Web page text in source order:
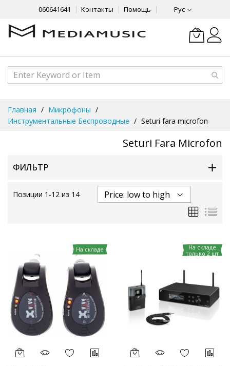
060641641 Контакты Помощь Рус
Content
Главная
Микрофоны
Инструментальные Беспроводные
Seturi fara microfon
Seturi Fara Microfon
ФИЛЬТР
Позиции 1 -12 из 14
Сетка
На складе
На складе
только 2 шт